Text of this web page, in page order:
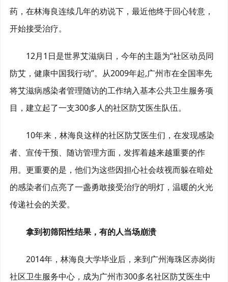
药，在林海良连续几年的劝说下，最近他终于回心转意，
开始接受治疗。
12月1日是世界艾滋病日，今年的主题为“社区动员同
防艾，健康中国我行动”。从2009年起,广州市在全国率先
将艾滋病感染者管理随访的工作纳入基本公共卫生服务项
目，建立起了一支300多人的社区防艾医生队伍。
10年来，林海良这样的社区防艾医生们，在发现感染
者、宣传干预、随访管理方面，发挥着越来越重要的作
用。更重要的是，他们为这些因担心社会歧视而躲在暗处
的感染者们点亮了一盏勇敢接受治疗的明灯，温暖的火光
传递社会的关爱。
拿到初筛阳性结果，有的人当场崩溃
2014年，林海良大学毕业后，来到广州海珠区赤岗街
社区卫生服务中心，成为广州市300多名社区防艾医生中